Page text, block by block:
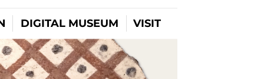
DIGITAL MUSEUM VISIT